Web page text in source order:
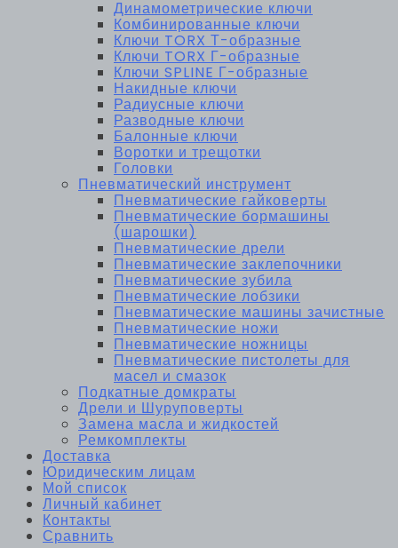
Динамометрические ключи
Комбинированные ключи
Ключи TORX Т-образные
Ключи TORX Г-образные
Ключи SPLINE Г-образные
Накидные ключи
Радиусные ключи
Разводные ключи
Балонные ключи
Воротки и трещотки
Головки
Пневматический инструмент
Пневматические гайковерты
Пневматические бормашины
(шарошки)
Пневматические дрели
Пневматические заклепочники
Пневматические зубила
Пневматические лобзики
Пневматические машины зачистные
Пневматические ножи
Пневматические ножницы
Пневматические пистолеты для
масел и смазок
Подкатные домкраты
Дрели и Шуруповерты
Замена масла и жидкостей
Ремкомплекты
Доставка
Юридическим лицам
Мой список
Личный кабинет
Контакты
Сравнить